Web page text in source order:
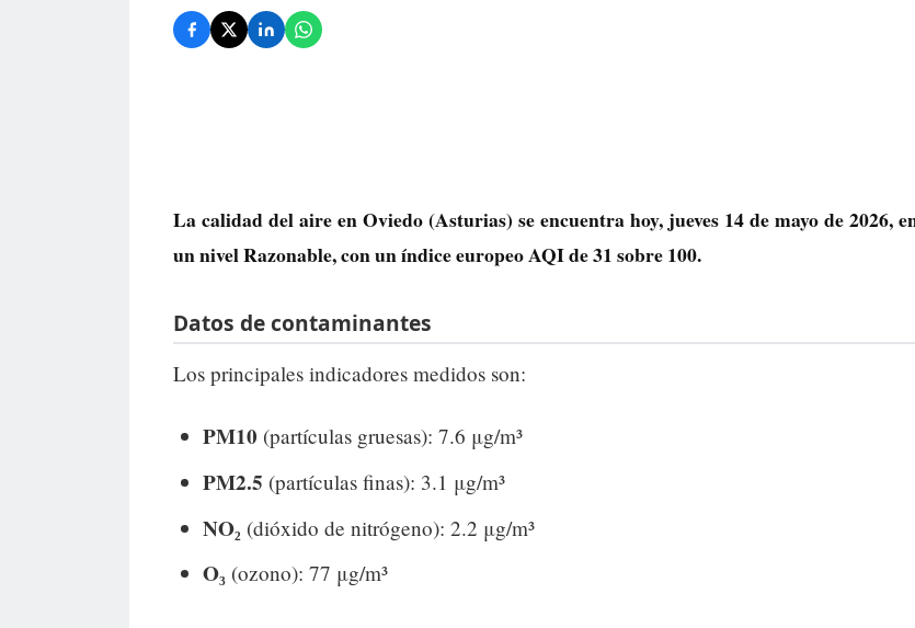
La calidad del aire enOviedo(Asturias) se encuentra hoy, jueves 14 de mayo de 2026,
un nivelRazonable, con un índice europeo AQI de31sobre 100.
Datos de contaminantes
Los principales indicadores medidos son:
PM10 (partículas gruesas): 7.6 μg/m³
PM2.5 (partículas finas): 3.1 μg/m³
NO₂ (dióxido de nitrógeno): 2.2 μg/m³
O₃ (ozono): 77 μg/m³